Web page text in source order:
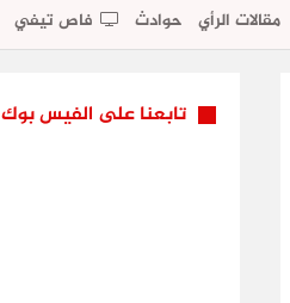
مقالات الرأي حوادث فاص تيفي
تابعنا على الفيس بوك